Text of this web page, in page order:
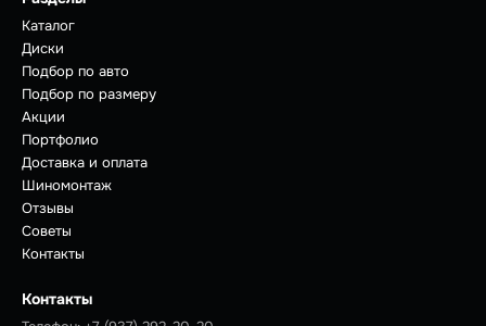
Каталог
Диски
Подбор по авто
Подбор по размеру
Акции
Портфолио
Доставка и оплата
Шиномонтаж
Отзывы
Советы
Контакты
Контакты